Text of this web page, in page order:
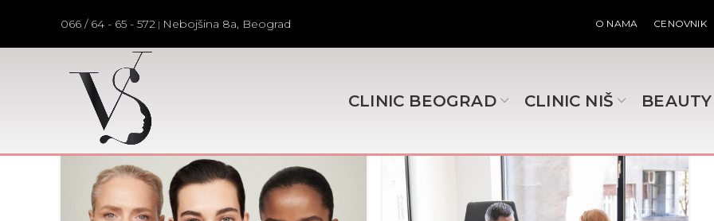
066 / 64 - 65 - 572 | Nebojšina 8a, Beograd O NAMA CENOVNIK
CLINIC BEOGRAD CLINIC NIŠ